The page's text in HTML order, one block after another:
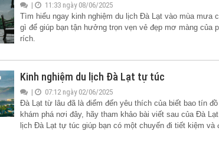
|
11:33 ngày 08/06/2025
Tìm hiểu ngay kinh nghiệm du lịch Đà Lạt vào mùa mưa
gì để giúp bạn tận hưởng trọn vẹn vẻ đẹp mơ màng của
rích.
Kinh nghiệm du lịch Đà Lạt tự túc
|
07:12 ngày 02/06/2025
Đà Lạt từ lâu đã là điểm đến yêu thích của biết bao tín
khám phá nơi đây, hãy tham khảo bài viết sau của Đà
lịch Đà Lạt tự túc giúp bạn có một chuyến đi tiết kiệm và